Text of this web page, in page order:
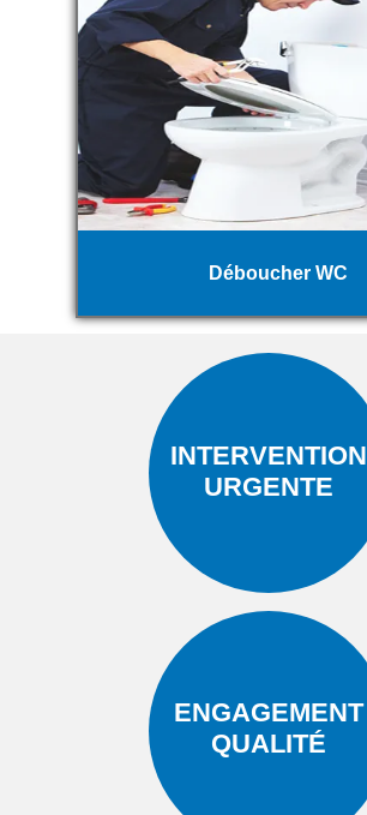
Déboucher WC
INTERVENTION
URGENTE
ENGAGEMENT
QUALITÉ